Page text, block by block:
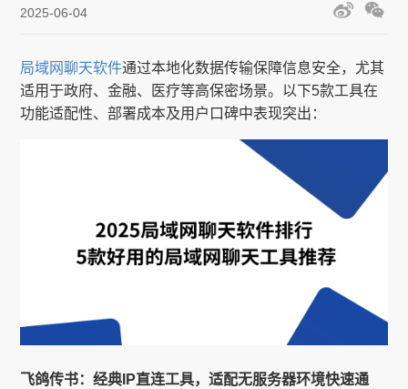
2025-06-04
局域网聊天软件通过本地化数据传输保障信息安全，尤其
适用于政府、金融、医疗等高保密场景。以下5款工具在
功能适配性、部署成本及用户口碑中表现突出：
飞鸽传书：经典IP直连工具，适配无服务器环境快速通